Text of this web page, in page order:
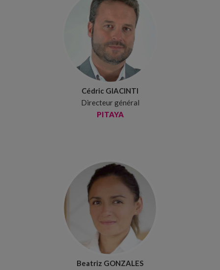
Cédric GIACINTI
Directeur général
PITAYA
Beatriz GONZALES